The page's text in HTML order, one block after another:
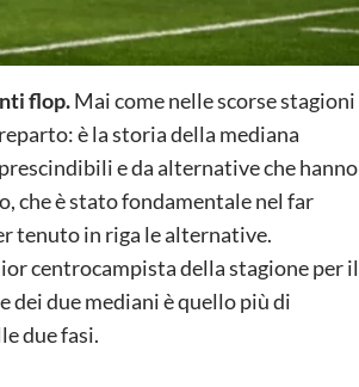
flop.Mai come nelle scorse stagioni
è la storia della mediana
e da alternative che hanno
che è stato fondamentale nel far
tenuto in riga le alternative.
centrocampista della stagione per il
dei due mediani è quello più di
due fasi.